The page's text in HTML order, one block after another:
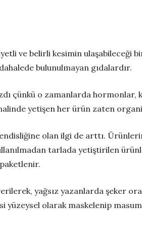
ve belirli kesimin ulaşabileceği
bulunulmayan gıdalardır.
çünkü o zamanlarda
yetişen her ürün zaten
olan ilgi de arttı.
tarlada yetiştirilen
yağsız yazanlarda şeker
yüzeysel olarak maskelenip